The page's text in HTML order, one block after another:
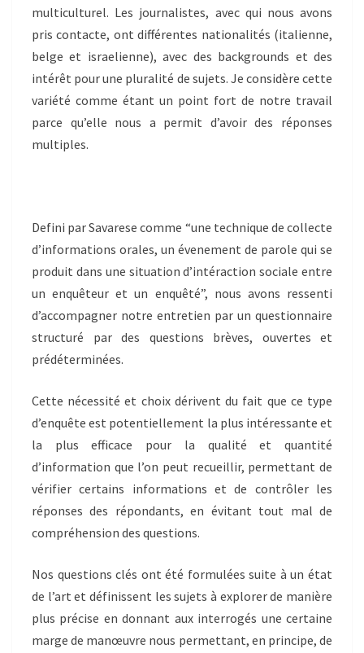
multiculturel. Les journalistes, avec qui nous avons
pris contacte, ont différentes nationalités (italienne,
belge et israelienne), avec des backgrounds et des
intérêt pour une pluralité de sujets. Je considère cette
variété comme étant un point fort de notre travail
parce qu’elle nous a permit d’avoir des réponses
multiples.
Defini par Savarese comme “une technique de collecte
d’informations orales, un évenement de parole qui se
produit dans une situation d’intéraction sociale entre
un enquêteur et un enquêté”, nous avons ressenti
d’accompagner notre entretien par un questionnaire
structuré par des questions brèves, ouvertes et
prédéterminées.
Cette nécessité et choix dérivent du fait que ce type
d’enquête est potentiellement la plus intéressante et
la plus efficace pour la qualité et quantité
d’information que l’on peut recueillir, permettant de
vérifier certains informations et de contrôler les
réponses des répondants, en évitant tout mal de
compréhension des questions.
Nos questions clés ont été formulées suite à un état
de l’art et définissent les sujets à explorer de manière
plus précise en donnant aux interrogés une certaine
marge de manœuvre nous permettant, en principe, de